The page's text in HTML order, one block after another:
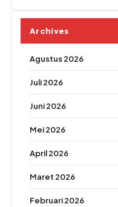
Archives
Agustus 2026
Juli 2026
Juni 2026
Mei 2026
April 2026
Maret 2026
Februari 2026